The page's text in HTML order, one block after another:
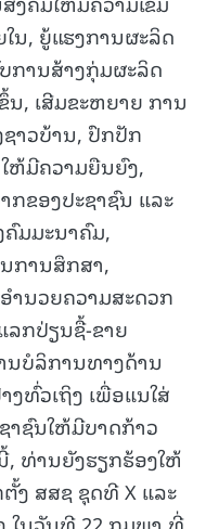
ນ, ຍູ້ແຮງການຜະລິດ
ການສ້າງກຸ່ມຜະລິດ
ນ, ເສີມຂະຫຍາຍ ການ
າວບ້ານ, ປົກປັກ
ຫ້ມີຄວາມຍືນຍົງ,
ກຂອງປະຊາຊົນ ແລະ
ມມະນາຄົມ,
ການສຶກສາ,
ຳນວຍຄວາມສະດວກ
ລກປ່ຽນຊື້-ຂາຍ
ນບໍລິການທາງດ້ານ
ທົ່ວເຖິງ ເພື່ອແນໃສ່
າຊົນໃຫ້ມີບາດກ້າວ
ທ່ານຍັງຮຽກຮ້ອງໃຫ້
ຕັ້ງ ສສຊ ຊຸດທີ X ແລະ